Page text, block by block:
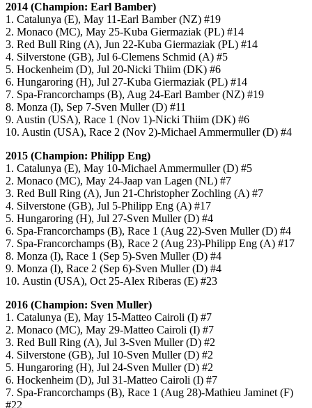
2014 (Champion: Earl Bamber)
1. Catalunya (E), May 11-Earl Bamber (NZ) #19
2. Monaco (MC), May 25-Kuba Giermaziak (PL) #14
3. Red Bull Ring (A), Jun 22-Kuba Giermaziak (PL) #14
4. Silverstone (GB), Jul 6-Clemens Schmid (A) #5
5. Hockenheim (D), Jul 20-Nicki Thiim (DK) #6
6. Hungaroring (H), Jul 27-Kuba Giermaziak (PL) #14
7. Spa-Francorchamps (B), Aug 24-Earl Bamber (NZ) #19
8. Monza (I), Sep 7-Sven Muller (D) #11
9. Austin (USA), Race 1 (Nov 1)-Nicki Thiim (DK) #6
10. Austin (USA), Race 2 (Nov 2)-Michael Ammermuller (D) #4
2015 (Champion: Philipp Eng)
1. Catalunya (E), May 10-Michael Ammermuller (D) #5
2. Monaco (MC), May 24-Jaap van Lagen (NL) #7
3. Red Bull Ring (A), Jun 21-Christopher Zochling (A) #7
4. Silverstone (GB), Jul 5-Philipp Eng (A) #17
5. Hungaroring (H), Jul 27-Sven Muller (D) #4
6. Spa-Francorchamps (B), Race 1 (Aug 22)-Sven Muller (D) #4
7. Spa-Francorchamps (B), Race 2 (Aug 23)-Philipp Eng (A) #17
8. Monza (I), Race 1 (Sep 5)-Sven Muller (D) #4
9. Monza (I), Race 2 (Sep 6)-Sven Muller (D) #4
10. Austin (USA), Oct 25-Alex Riberas (E) #23
2016 (Champion: Sven Muller)
1. Catalunya (E), May 15-Matteo Cairoli (I) #7
2. Monaco (MC), May 29-Matteo Cairoli (I) #7
3. Red Bull Ring (A), Jul 3-Sven Muller (D) #2
4. Silverstone (GB), Jul 10-Sven Muller (D) #2
5. Hungaroring (H), Jul 24-Sven Muller (D) #2
6. Hockenheim (D), Jul 31-Matteo Cairoli (I) #7
7. Spa-Francorchamps (B), Race 1 (Aug 28)-Mathieu Jaminet (F)
#22